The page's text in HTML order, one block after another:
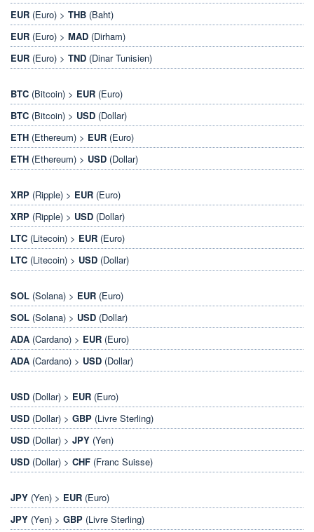
EUR (Euro) > THB (Baht)
EUR (Euro) > MAD (Dirham)
EUR (Euro) > TND (Dinar Tunisien)
BTC (Bitcoin) > EUR (Euro)
BTC (Bitcoin) > USD (Dollar)
ETH (Ethereum) > EUR (Euro)
ETH (Ethereum) > USD (Dollar)
XRP (Ripple) > EUR (Euro)
XRP (Ripple) > USD (Dollar)
LTC (Litecoin) > EUR (Euro)
LTC (Litecoin) > USD (Dollar)
SOL (Solana) > EUR (Euro)
SOL (Solana) > USD (Dollar)
ADA (Cardano) > EUR (Euro)
ADA (Cardano) > USD (Dollar)
USD (Dollar) > EUR (Euro)
USD (Dollar) > GBP (Livre Sterling)
USD (Dollar) > JPY (Yen)
USD (Dollar) > CHF (Franc Suisse)
JPY (Yen) > EUR (Euro)
JPY (Yen) > GBP (Livre Sterling)